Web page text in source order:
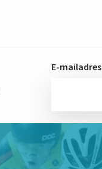
E-mailadres